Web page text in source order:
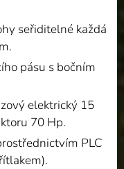
seřiditelné každá
pásu s bočním
elektrický 15
70 Hp.
PLC